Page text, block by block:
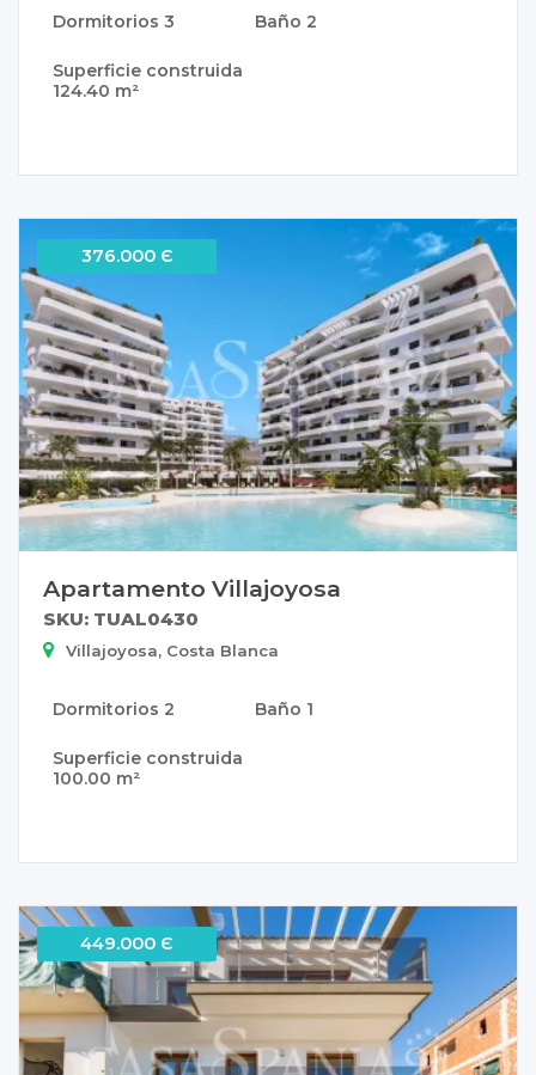
Dormitorios 3 Baño 2
Superficie construida
124.40 m²
376.000 Є
Apartamento Villajoyosa
SKU: TUAL0430
Villajoyosa, Costa Blanca
Dormitorios 2 Baño 1
Superficie construida
100.00 m²
449.000 Є